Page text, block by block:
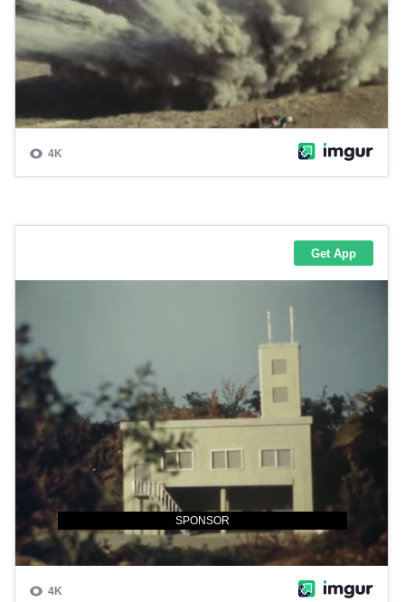
SPONSOR